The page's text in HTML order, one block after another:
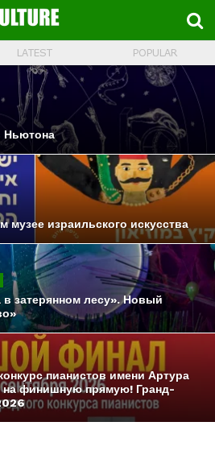
LATEST POPULAR
Ньютона
музее израильского искусства
затерянном лесу». Новый
пианистов имени Артура
на финишную прямую! Гранд-